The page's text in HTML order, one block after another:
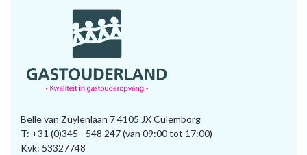
Belle van Zuylenlaan 7 4105 JX Culemborg
T: +31 (0)345 - 548 247(van 09:00 tot 17:00)
Kvk: 53327748